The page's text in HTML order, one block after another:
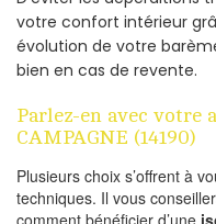
votre confort intérieur
évolution de votre
bien en cas de revente.
Parlez-en avec votre
CAMPAGNE (14190)
Plusieurs choix s’offrent à
techniques. Il vous
comment bénéficier d’une